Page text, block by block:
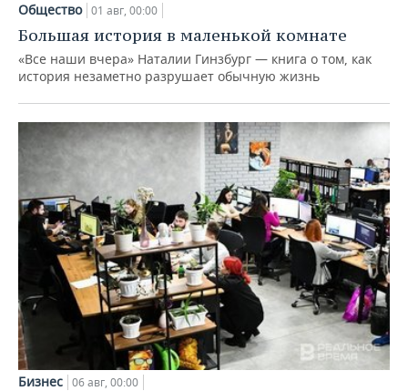
Общество 01 авг, 00:00
Большая история в маленькой комнате
«Все наши вчера» Наталии Гинзбург — книга о том, как
история незаметно разрушает обычную жизнь
Бизнес 06 авг, 00:00